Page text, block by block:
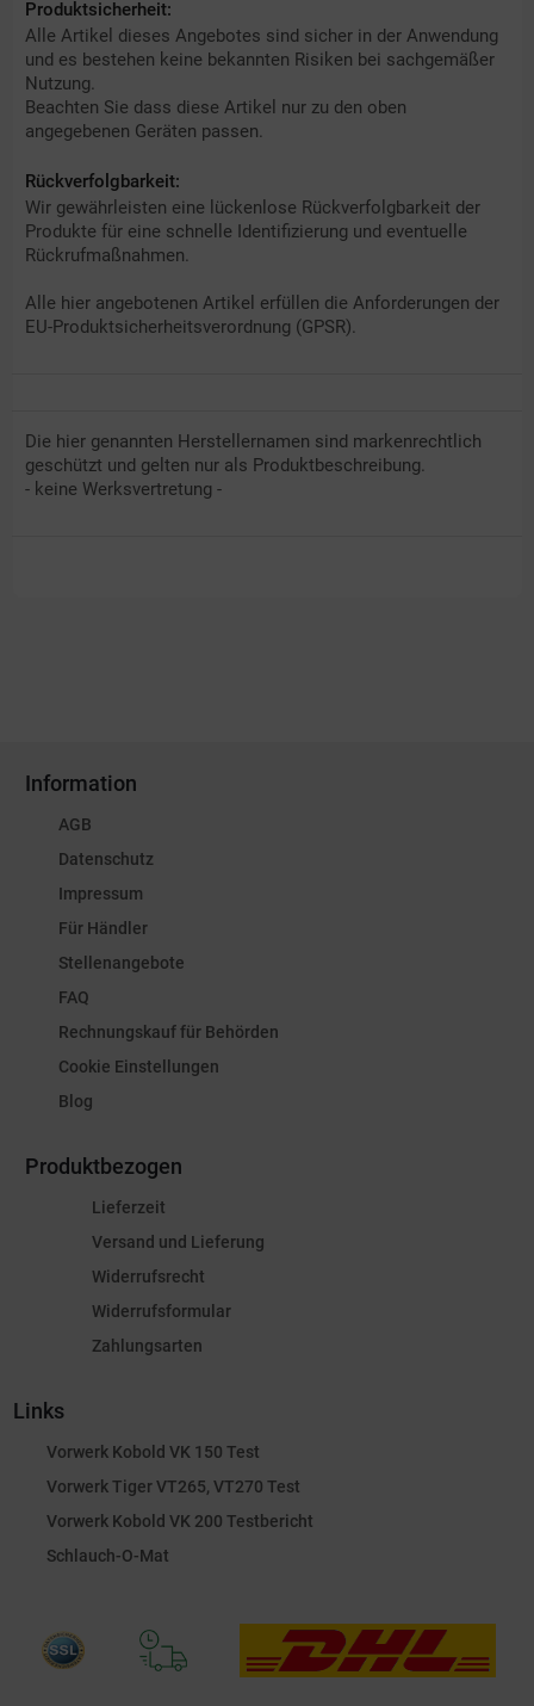
Produktsicherheit:
Alle Artikel dieses Angebotes sind sicher in der Anwendung
und es bestehen keine bekannten Risiken bei sachgemäßer
Nutzung.
Beachten Sie dass diese Artikel nur zu den oben
angegebenen Geräten passen.
Rückverfolgbarkeit:
Wir gewährleisten eine lückenlose Rückverfolgbarkeit der
Produkte für eine schnelle Identifizierung und eventuelle
Rückrufmaßnahmen.
Alle hier angebotenen Artikel erfüllen die Anforderungen der
EU-Produktsicherheitsverordnung (GPSR).
Die hier genannten Herstellernamen sind markenrechtlich
geschützt und gelten nur als Produktbeschreibung.
- keine Werksvertretung -
Information
AGB
Datenschutz
Impressum
Für Händler
Stellenangebote
FAQ
Rechnungskauf für Behörden
Cookie Einstellungen
Blog
Produktbezogen
Lieferzeit
Versand und Lieferung
Widerrufsrecht
Widerrufsformular
Zahlungsarten
Links
Vorwerk Kobold VK 150 Test
Vorwerk Tiger VT265, VT270 Test
Vorwerk Kobold VK 200 Testbericht
Schlauch-O-Mat